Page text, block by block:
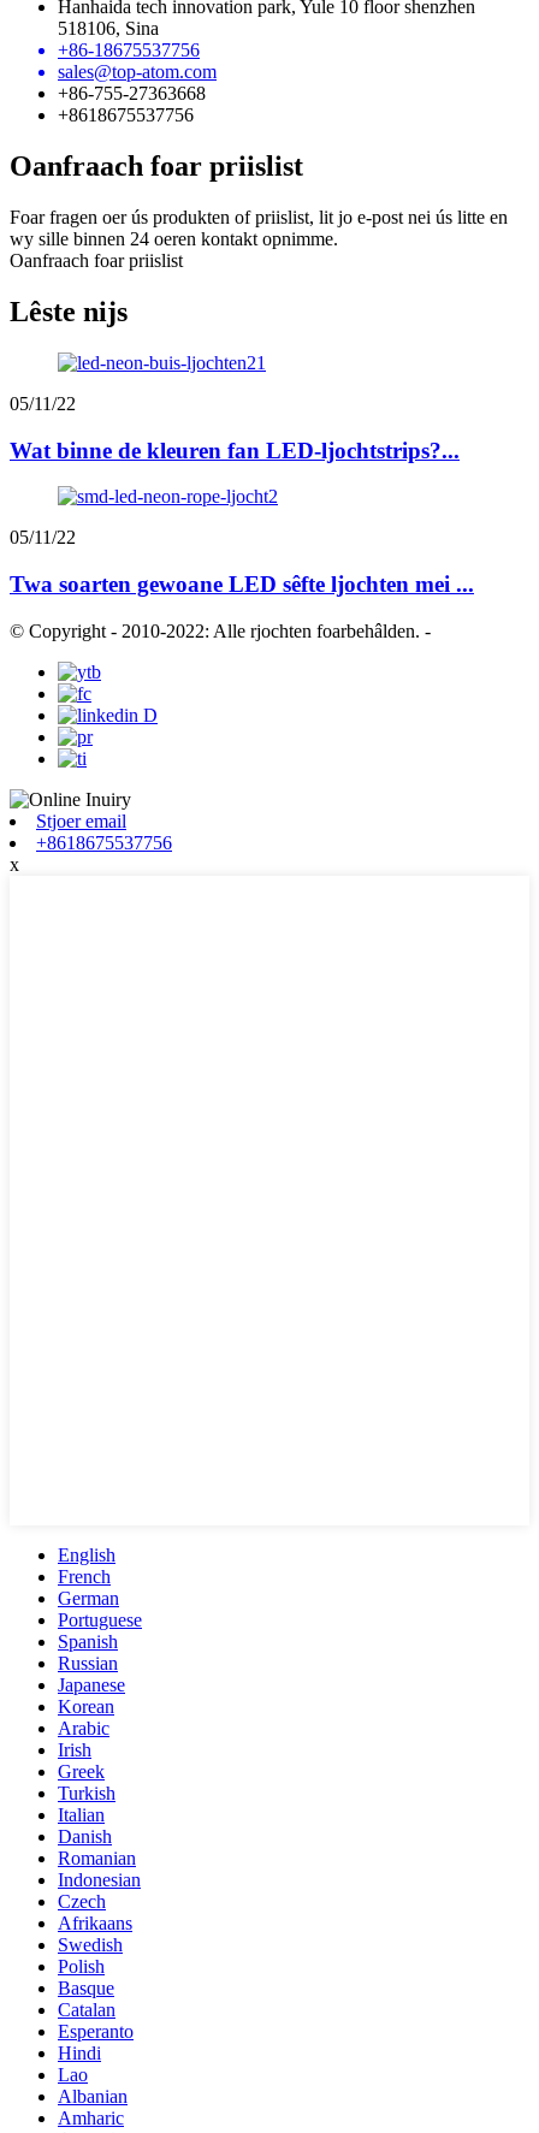
Hanhaida tech innovation park, Yule 10 floor shenzhen
518106, Sina
+86-18675537756
sales@top-atom.com
+86-755-27363668
+8618675537756
Oanfraach foar priislist
Foar fragen oer ús produkten of priislist, lit jo e-post nei ús litte en
wy sille binnen 24 oeren kontakt opnimme.
Oanfraach foar priislist
Lêste nijs
05/11/22
Wat binne de kleuren fan LED-ljochtstrips?...
05/11/22
Twa soarten gewoane LED sêfte ljochten mei ...
© Copyright - 2010-2022: Alle rjochten foarbehâlden. -
Stjoer email
+8618675537756
x
English
French
German
Portuguese
Spanish
Russian
Japanese
Korean
Arabic
Irish
Greek
Turkish
Italian
Danish
Romanian
Indonesian
Czech
Afrikaans
Swedish
Polish
Basque
Catalan
Esperanto
Hindi
Lao
Albanian
Amharic